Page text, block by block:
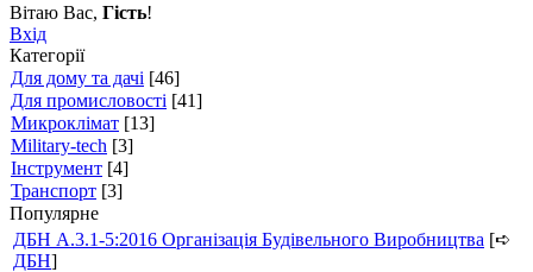
Вітаю Вас, Гість!
Вхід
Категорії
Для дому та дачі [46]
Для промисловості [41]
Микроклімат [13]
Military-tech [3]
Інструмент [4]
Транспорт [3]
Популярне
ДБН А.3.1-5:2016 Організація Будівельного Виробництва [➪
ДБН]